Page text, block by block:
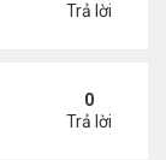
Trả lời
0
Trả lời